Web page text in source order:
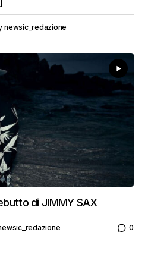
newsic_redazione
di JIMMY SAX
0